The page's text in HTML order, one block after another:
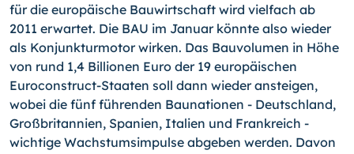
für die europäische Bauwirtschaft wird vielfach ab
2011 erwartet. Die BAU im Januar könnte also wieder
als Konjunkturmotor wirken. Das Bauvolumen in Höhe
von rund 1,4 Billionen Euro der 19 europäischen
Euroconstruct-Staaten soll dann wieder ansteigen,
wobei die fünf führenden Baunationen - Deutschland,
Großbritannien, Spanien, Italien und Frankreich -
wichtige Wachstumsimpulse abgeben werden. Davon